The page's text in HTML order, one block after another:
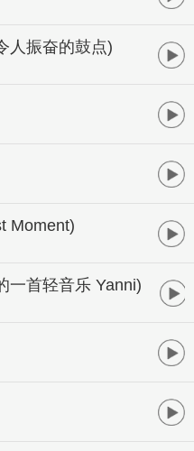
人振奋的鼓点)
Moment)
一首轻音乐 Yanni)